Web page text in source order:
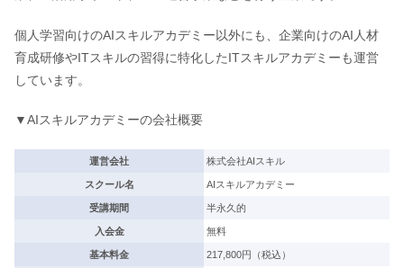
個人学習向けのAIスキルアカデミー以外にも、企業向けのAI人材
育成研修やITスキルの習得に特化したITスキルアカデミーも運営
しています。
▼AIスキルアカデミーの会社概要
運営会社 株式会社AIスキル
スクール名 AIスキルアカデミー
受講期間 半永久的
入会金 無料
基本料金 217,800円（税込）